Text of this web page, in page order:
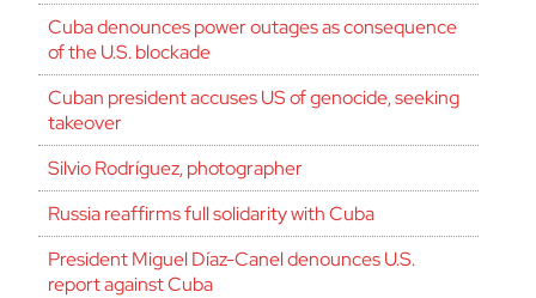
Cuba denounces power outages as consequence
of the U.S. blockade
Cuban president accuses US of genocide, seeking
takeover
Silvio Rodríguez, photographer
Russia reaffirms full solidarity with Cuba
President Miguel Díaz-Canel denounces U.S.
report against Cuba